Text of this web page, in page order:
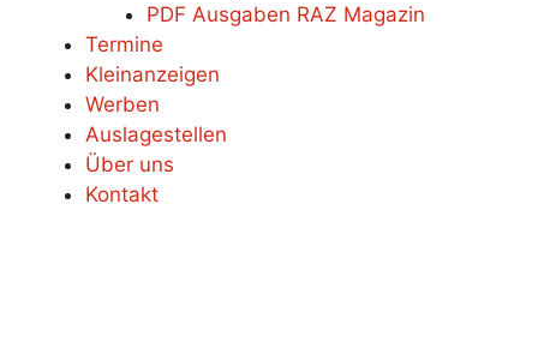
PDF Ausgaben RAZ Magazin
Termine
Kleinanzeigen
Werben
Auslagestellen
Über uns
Kontakt